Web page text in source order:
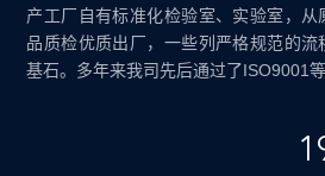
产工厂自有标准化检验室、实验室，
品质检优质出厂，一些列严格规范的
基石。多年来我司先后通过了ISO9001